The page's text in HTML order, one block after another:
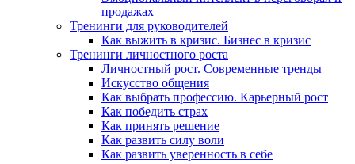
продажах
Тренинги для руководителей
Как выжить в кризис. Бизнес в кризис
Тренинги личностного роста
Личностный рост. Современные тренды
Искусство общения
Как выбрать профессию. Карьерный рост
Как победить страх
Как принять решение
Как развить силу воли
Как развить уверенность в себе